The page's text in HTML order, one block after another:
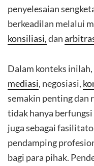
penyelesaian
berkeadilan melalui
konsiliasi,dan
Dalam konteks
mediasi, negosiasi,
semakin penting dan
tidak hanya
juga sebagai
pendamping
bagi para pihak.